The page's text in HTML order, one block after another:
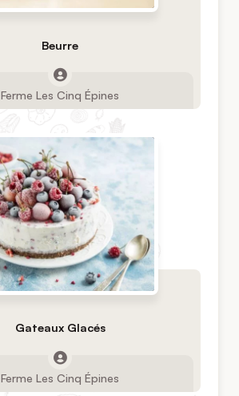
Beurre
Ferme Les Cinq Épines
Gateaux Glacés
Ferme Les Cinq Épines